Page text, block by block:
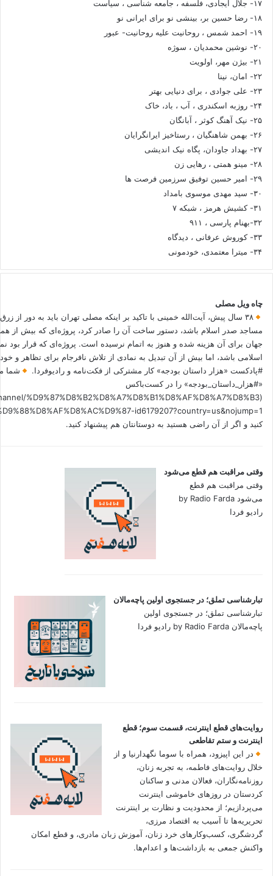
۱۷- جلال ایجادی، فلسفه ، جامعه شناسی ، سیاست
۱۸- رضا حسین بر، بینشی نو برای ایرانی نو
۱۹- احمد شمس ، روحانیت علیه روحانیت- عبور
۲۰- نوشین محمدیان ، سوژه
۲۱- بیژن مهر، اولویت
۲۲- امان، نینا
۲۳- علی جوادی ، برای دنیایی بهتر
۲۴- روزبه اسکندری ، آب ، باد، خاک
۲۵- نیک آهنگ کوثر ، آبانگان
۲۶- بهمن شاهنگیان ، رستاخیز ایرانگرایان
۲۷- بهداد جاودان، پگاه نیک اندیشی
۲۸- مینو همتی ، رهایی زن
۲۹- امیر حسین توفیق سرزمین فرصت ها
۳۰- سید مهدی موسوی بامداد
۳۱- کشیش هرمز ، شبکه ۷
۳۲-بهنام پارسی ، ۹۱۱
۳۳- کوروش عرفانی ، دیدگاه
۳۴- میترا معتمدی، خودمونی
چاه ویل مصلی
۳۸ سال پیش، آیت‌الله خمینی با تاکید بر اینکه مصلی تهران باید به دور از
مساجد صدر اسلام باشد، دستور ساخت آن را صادر کرد، پروژه‌ای که بیش از
جهان برای آن هزینه شده و هنوز به اتمام نرسیده است. پروژه‌ای که قرار بود
اسلامی باشد، اما بیش از آن تبدیل به نمادی از تلاش نافرجام برای تظاهر و
#پادکست «هزار داستان بودجه» کار مشترکی از فکت‌نامه و رادیوفردا.
شما
«#هزار_داستان_بودجه» را در کست‌باکس
%D9%87%D8%B2%D8%A7%D8%B1%D8%AF%D8%A7%D8%B3
کنید و اگر از آن راضی هستید به دوستانتان هم پیشنهاد کنید.
وقتی مراقبت هم قطع می‌شود
وقتی مراقبت هم قطع
می‌شود by Radio Farda
رادیو فردا
تبارشناسی تملق؛ در جستجوی اولین‌ پاچه‌مالان
تبارشناسی تملق؛ در جستجوی اولین‌
پاچه‌مالان by Radio Farda رادیو فردا
روایت‌های قطع اینترنت، قسمت سوم؛ قطع
اینترنت و ستم تقاطعی
در این اپیزود، همراه با سوما نگهدارنیا و از
خلال روایت‌های فاطمه، به تجربه زنان،
روزنامه‌نگاران، فعالان مدنی و ساکنان
کردستان در روزهای خاموشی اینترنت
می‌پردازیم؛ از محدودیت و نظارت بر اینترنت
تحریریه‌ها تا آسیب به اقتصاد مرزی،
گردشگری، کسب‌وکارهای خرد زنان، آموزش زبان مادری، و قطع امکان
واکنش جمعی به بازداشت‌ها و اعدام‌ها.